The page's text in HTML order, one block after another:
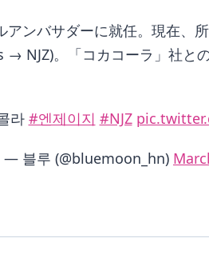
アンバサダーに就任。現在
NJZ)。「コカコーラ」社
라 #엔제이지 #NJZ
— 블루 (@bluemoon_hn)